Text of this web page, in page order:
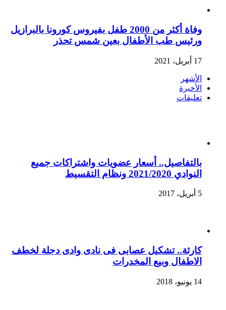
وفاة أكثر من 2000 طفل بفيروس كورونا بالبرازيل
ورئيس طب الأطفال بعين شمس تحذر
17 أبريل، 2021
الأشهر
الأخيرة
تعليقات
بالتفاصيل.. أسعار عضويات واشتراكات جميع
النوادي 2021/2020 ونظام التقسيط
5 أبريل، 2017
كارثة.. تشكيل عصابى فى نادى وادى دجلة لخطف
الاطفال وبيع المخدرات
14 يونيو، 2018